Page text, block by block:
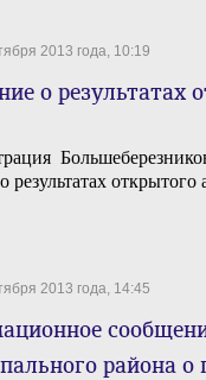
2013 года, 10:19
о результатах
результатах
2013 года, 14:45
района о